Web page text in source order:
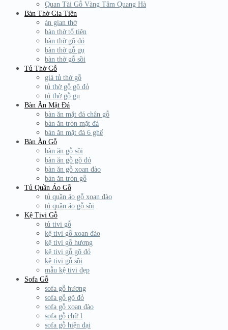
Quan Tài Gỗ Vàng Tâm Quang Hà
Bàn Thờ Gia Tiên
án gian thờ
bàn thờ tổ tiên
bàn thờ gõ đỏ
bàn thờ gỗ gụ
bàn thờ gỗ sồi
Tủ Thờ Gỗ
giá tủ thờ gỗ
tủ thờ gỗ gõ đỏ
tủ thờ gỗ gụ
Bàn Ăn Mặt Đá
bàn ăn mặt đá chân gỗ
bàn ăn tròn mặt đá
bàn ăn mặt đá 6 ghế
Bàn Ăn Gỗ
bàn ăn gỗ sồi
bàn ăn gỗ gõ đỏ
bàn ăn gỗ xoan đào
bàn ăn tròn gỗ
Tủ Quần Áo Gỗ
tủ quần áo gỗ xoan đào
tủ quần áo gỗ sồi
Kệ Tivi Gỗ
tủ tivi gỗ
kệ tivi gỗ xoan đào
kệ tivi gỗ hương
kệ tivi gỗ gõ đỏ
kệ tivi gỗ sồi
mẫu kệ tivi đẹp
Sofa Gỗ
sofa gỗ hương
sofa gỗ gõ đỏ
sofa gỗ xoan đào
sofa gỗ chữ l
sofa gỗ hiện đại